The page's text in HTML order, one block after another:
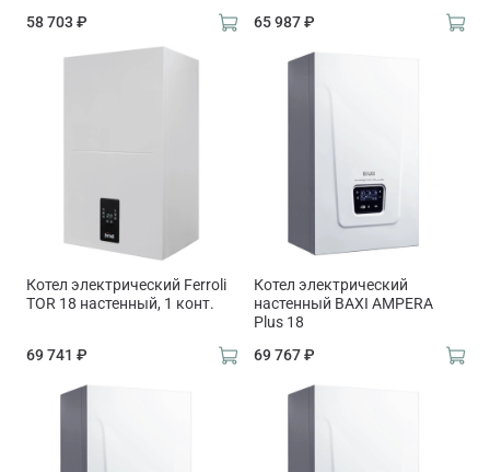
58 703 ₽
65 987 ₽
Котел электрический Ferroli
TOR 18 настенный, 1 конт.
69 741 ₽
Котел электрический
настенный BAXI AMPERA
Plus 18
69 767 ₽